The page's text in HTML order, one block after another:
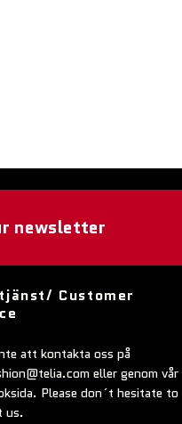
newsletter
Customer
att kontakta oss på
eller genom vår
Please don´t hesitate to
us.